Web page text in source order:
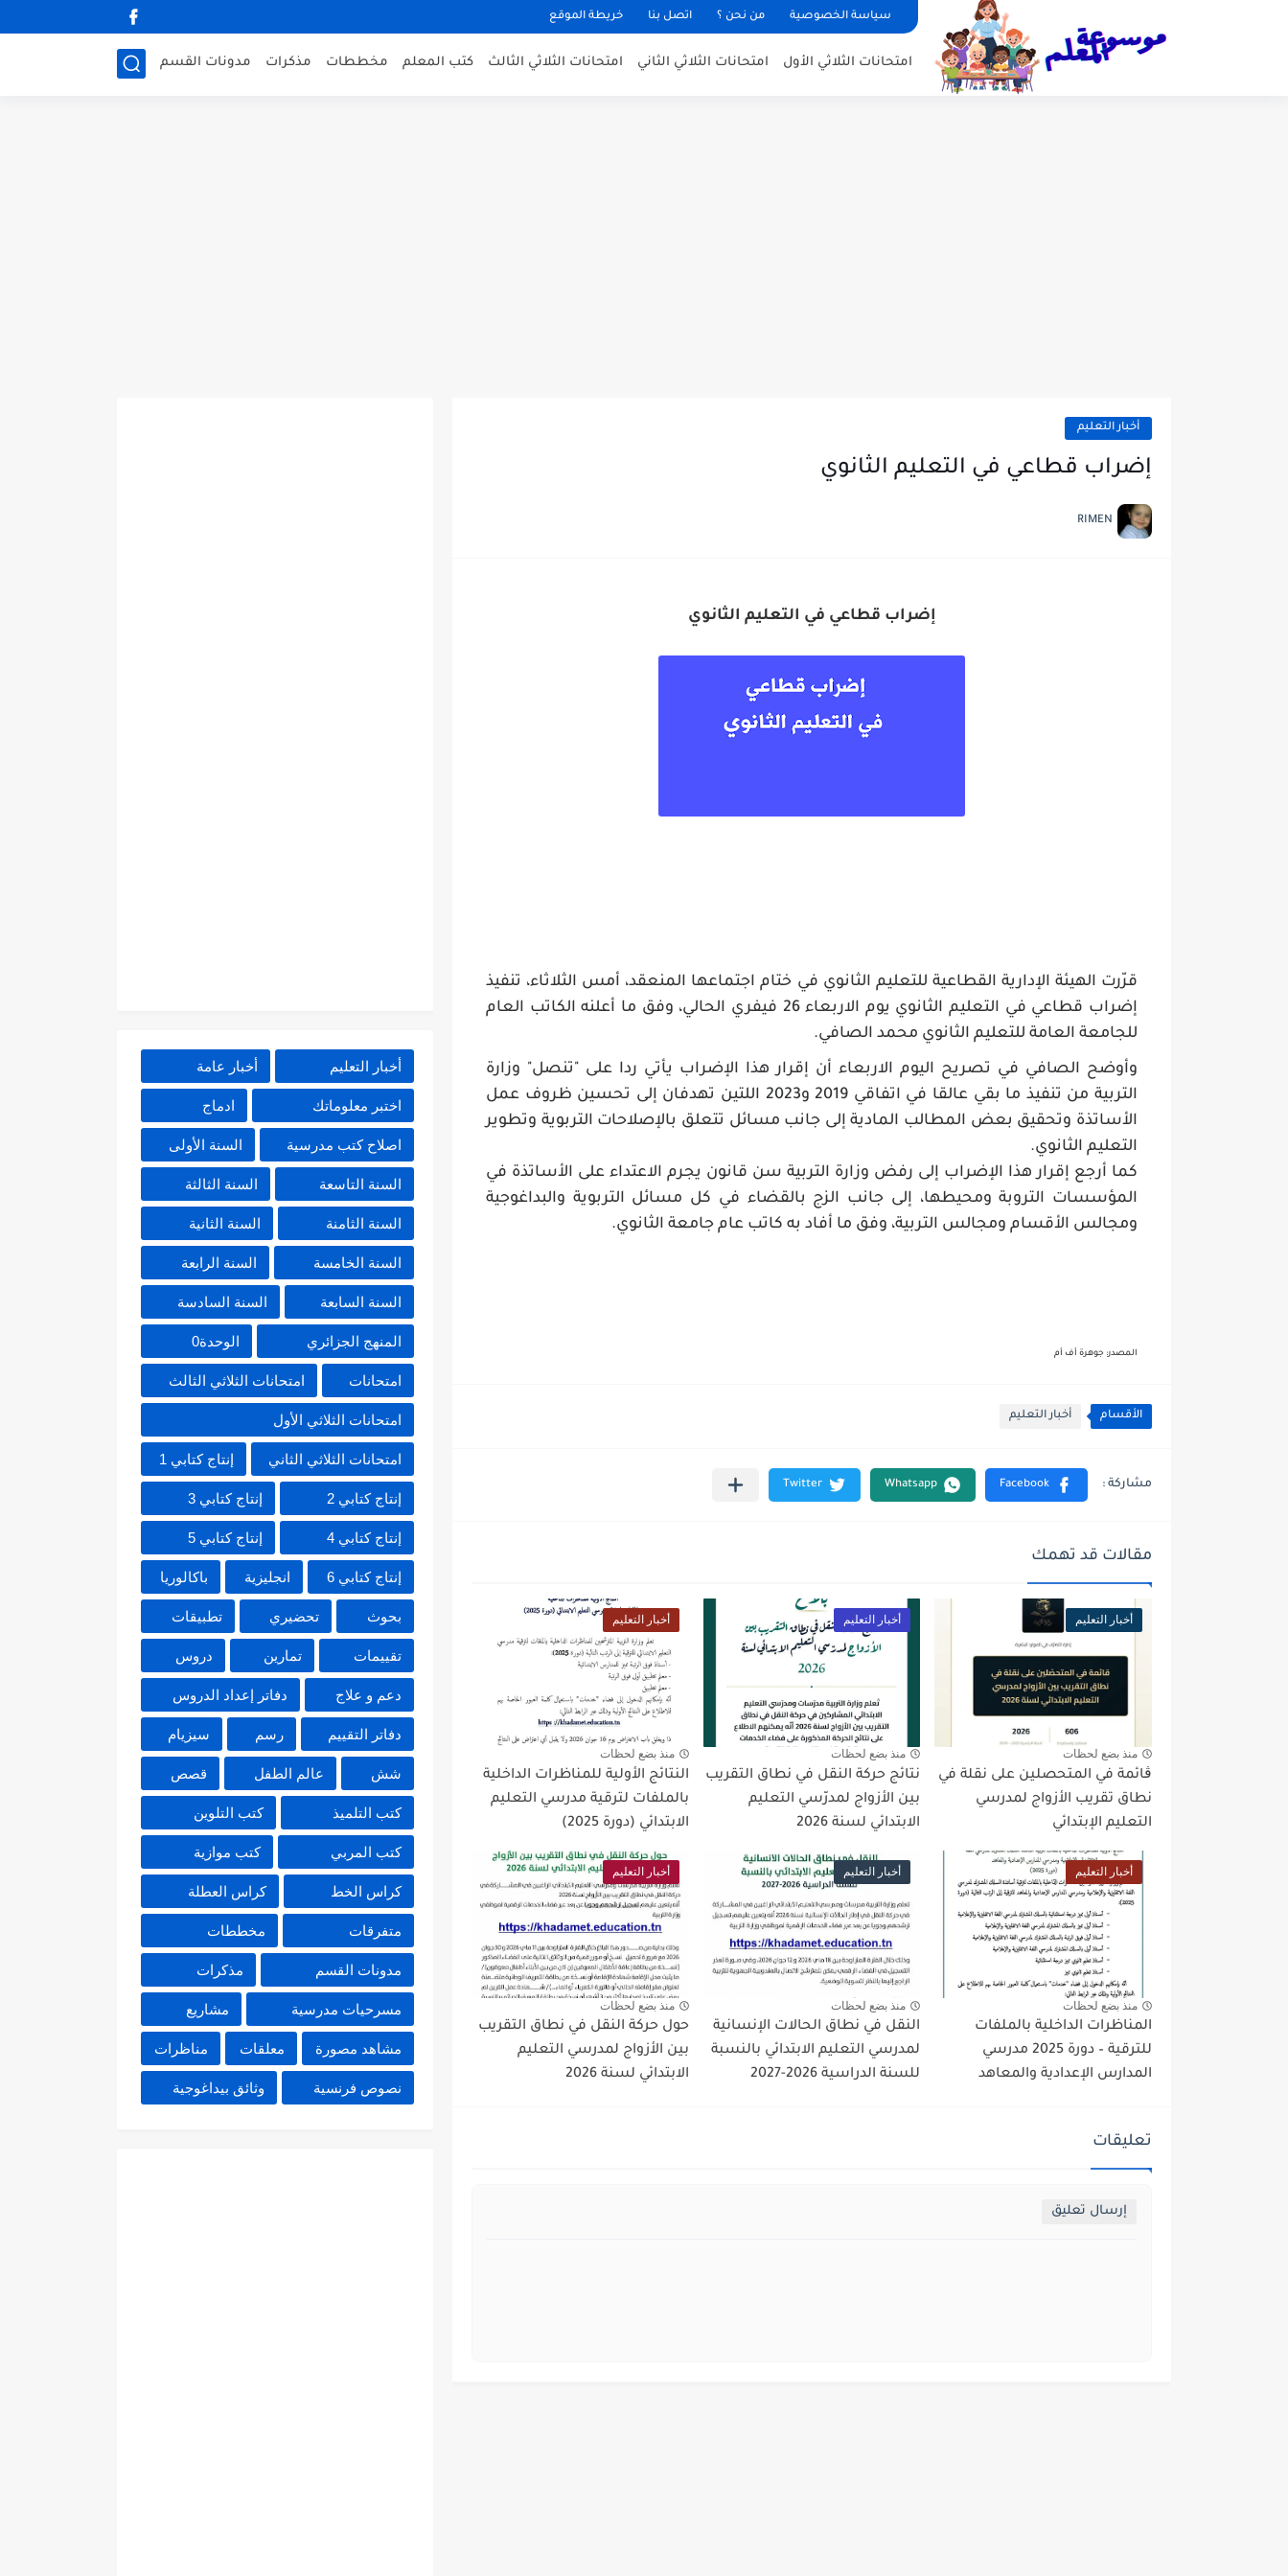
سياسة الخصوصية من نحن ؟ اتصل بنا خريطة الموقع
امتحانات الثلاثي الأول امتحانات الثلاثي الثاني امتحانات الثلاثي الثالث كتب المعلم مخططات مذكرات مدونات القسم
أخبار التعليم
إضراب قطاعي في التعليم الثانوي
RIMEN
إضراب قطاعي في التعليم الثانوي
قرّرت الهيئة الإدارية القطاعية للتعليم الثانوي في ختام اجتماعها المنعقد، أمس الثلاثاء، تنفيذ
إضراب قطاعي في التعليم الثانوي يوم الاربعاء 26 فيفري الحالي، وفق ما أعلنه الكاتب العام
للجامعة العامة للتعليم الثانوي محمد الصافي.
وأوضح الصافي في تصريح اليوم الاربعاء أن إقرار هذا الإضراب يأتي ردا على "تنصل" وزارة
التربية من تنفيذ ما بقي عالقا في اتفاقي 2019 و2023 اللتين تهدفان إلى تحسين ظروف عمل
الأساتذة وتحقيق بعض المطالب المادية إلى جانب مسائل تتعلق بالإصلاحات التربوية وتطوير
التعليم الثانوي.
كما أرجع إقرار هذا الإضراب إلى رفض وزارة التربية سن قانون يجرم الاعتداء على الأساتذة في
المؤسسات التروبة ومحيطها، إلى جانب الزج بالقضاء في كل مسائل التربوية والبداغوجية
ومجالس الأقسام ومجالس التربية، وفق ما أفاد به كاتب عام جامعة الثانوي.
المصدر: جوهرة أف أم
الأقسام أخبار التعليم
مقالات قد تهمك
أخبار التعليم
منذ بضع لحظات
ڨائمة في المتحصلين على نقلة في
نطاق تقريب الأزواج لمدرسي
التعليم الإبتدائي
أخبار التعليم
منذ بضع لحظات
نتائج حركة النقل في نطاق التقريب
بين الأزواج لمدرّسي التعليم
الابتدائي لسنة 2026
أخبار التعليم
منذ بضع لحظات
النتائج الأولية للمناظرات الداخلية
بالملفات لترقية مدرسي التعليم
الابتدائي (دورة 2025)
أخبار التعليم
منذ بضع لحظات
المناظرات الداخلية بالملفات
للترقية – دورة 2025 مدرسي
المدارس الإعدادية والمعاهد
أخبار التعليم
منذ بضع لحظات
النقل في نطاق الحالات الإنسانية
لمدرسي التعليم الابتدائي بالنسبة
للسنة الدراسية 2026-2027
أخبار التعليم
منذ بضع لحظات
حول حركة النقل في نطاق التقريب
بين الأزواج لمدرسي التعليم
الابتدائي لسنة 2026
تعليقات
إرسال تعليق
أخبار التعليم أخبار عامة
اختبر معلوماتك ادماج
اصلاح كتب مدرسية السنة الأولى
السنة التاسعة السنة الثالثة
السنة الثامنة السنة الثانية
السنة الخامسة السنة الرابعة
السنة السابعة السنة السادسة
المنهج الجزائري الوحدة0
امتحانات امتحانات الثلاثي الثالث
امتحانات الثلاثي الأول
امتحانات الثلاثي الثاني إنتاج كتابي 1
إنتاج كتابي 2 إنتاج كتابي 3
إنتاج كتابي 4 إنتاج كتابي 5
إنتاج كتابي 6 انجليزية باكالوريا
بحوث تحضيري تطبيقات
تقييمات تمارين دروس
دعم و علاج دفاتر إعداد الدروس
دفاتر التقييم رسم سيزيام
شش عالم الطفل قصص
كتب التلميذ كتب التلوين
كتب المربي كتب موازية
كراس الخط كراس العطلة
متفرقات مخططات
مدونات القسم مذكرات
مسرحيات مدرسية مشاريع
مشاهد مصورة معلقات مناظرات
نصوص فرنسية وثائق بيداغوجية